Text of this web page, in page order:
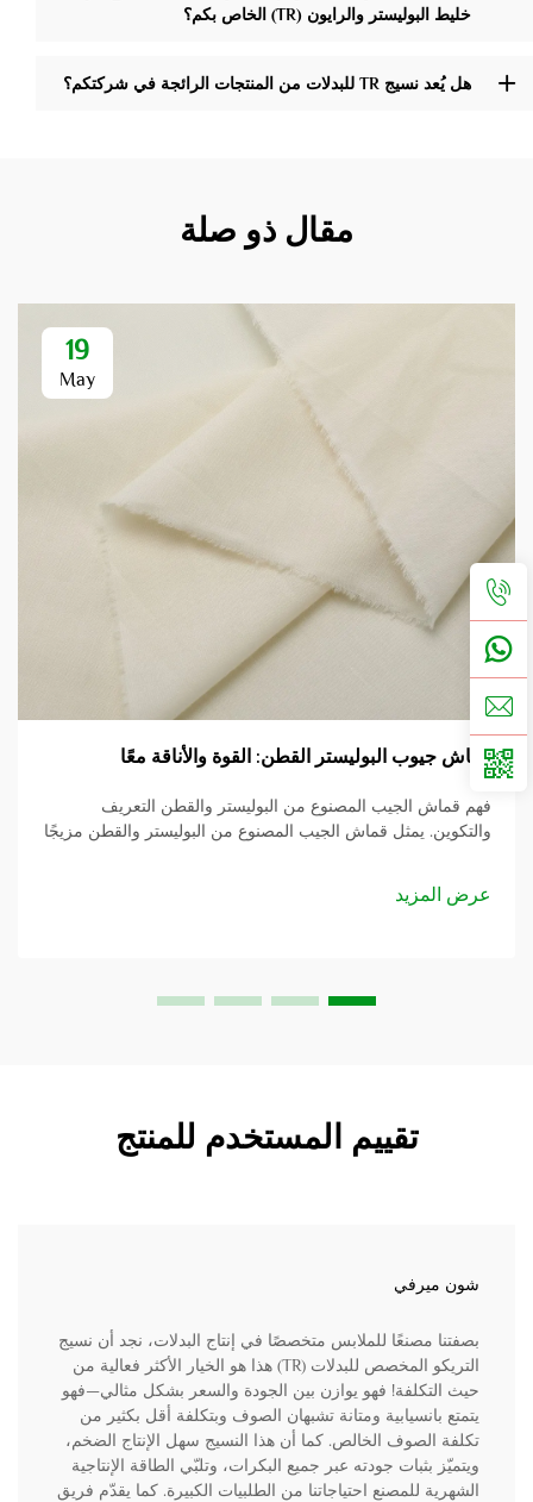
خليط البوليستر والرايون (TR) الخاص بكم؟
هل يُعد نسيج TR للبدلات من المنتجات الرائجة في شركتكم؟
مقال ذو صلة
19
May
قماش جيوب البوليستر القطن: القوة والأناقة معًا
فهم قماش الجيب المصنوع من البوليستر والقطن التعريف
والتكوين. يمثل قماش الجيب المصنوع من البوليستر والقطن مزيجًا
عرض المزيد
تقييم المستخدم للمنتج
شون ميرفي
بصفتنا مصنعًا للملابس متخصصًا في إنتاج البدلات، نجد أن نسيج
التريكو المخصص للبدلات (TR) هذا هو الخيار الأكثر فعالية من
حيث التكلفة! فهو يوازن بين الجودة والسعر بشكل مثالي—فهو
يتمتع بانسيابية ومتانة تشبهان الصوف وبتكلفة أقل بكثير من
تكلفة الصوف الخالص. كما أن هذا النسيج سهل الإنتاج الضخم،
ويتميّز بثبات جودته عبر جميع البكرات، وتلبّي الطاقة الإنتاجية
الشهرية للمصنع احتياجاتنا من الطلبيات الكبيرة. كما يقدّم فريق